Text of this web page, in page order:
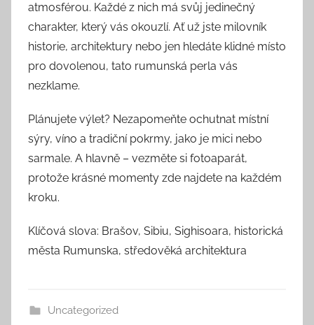
atmosférou. Každé z nich má svůj jedinečný
charakter, který vás okouzlí. Ať už jste milovník
historie, architektury nebo jen hledáte klidné místo
pro dovolenou, tato rumunská perla vás
nezklame.
Plánujete výlet? Nezapomeňte ochutnat místní
sýry, víno a tradiční pokrmy, jako je mici nebo
sarmale. A hlavně – vezměte si fotoaparát,
protože krásné momenty zde najdete na každém
kroku.
Klíčová slova: Brašov, Sibiu, Sighisoara, historická
města Rumunska, středověká architektura
Uncategorized